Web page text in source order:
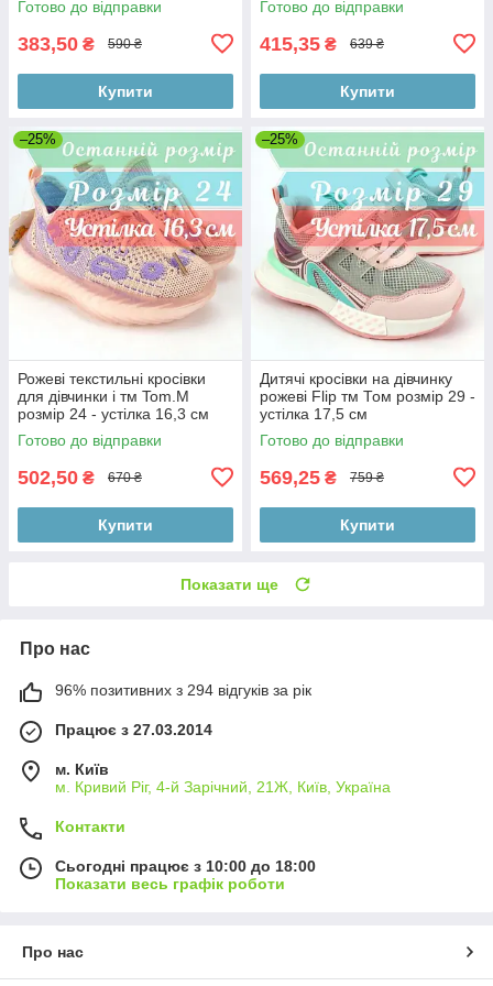
Готово до відправки
383,50 ₴ 590 ₴
Купити
Готово до відправки
415,35 ₴ 639 ₴
Купити
–25%
Рожеві текстильні кросівки
для дівчинки і тм Tom.M
розмір 24 - устілка 16,3 см
Готово до відправки
502,50 ₴ 670 ₴
Купити
–25%
Дитячі кросівки на дівчинку
рожеві Flip тм Том розмір 29 -
устілка 17,5 см
Готово до відправки
569,25 ₴ 759 ₴
Купити
Показати ще
Про нас
96% позитивних з 294 відгуків за рік
Працює з 27.03.2014
м. Київ
м. Кривий Ріг, 4-й Зарічний, 21Ж, Київ, Україна
Контакти
Сьогодні працює з 10:00 до 18:00
Показати весь графік роботи
Про нас